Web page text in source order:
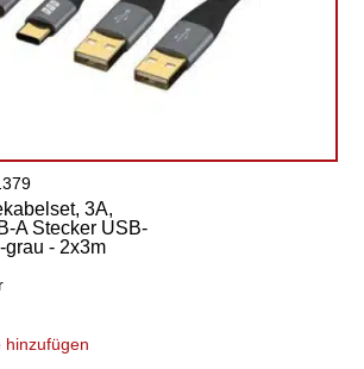
3A,
A Stecker USB-
grau - 2x3m
hinzufügen